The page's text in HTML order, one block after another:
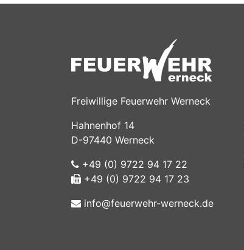
Freiwillige Feuerwehr Werneck
Hahnenhof 14
D-97440 Werneck
+49 (0) 9722 94 17 22
+49 (0) 9722 94 17 23
info@feuerwehr-werneck.de